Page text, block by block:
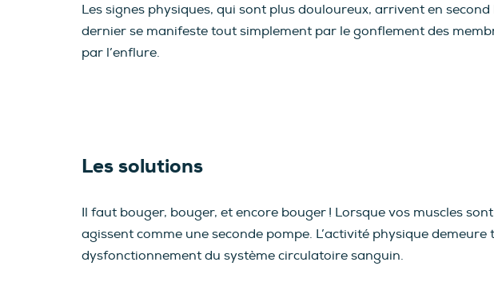
Les signes physiques, qui sont plus douloureux, arrivent en
dernier se manifeste tout simplement par le gonflement des
par l’enflure.
Les solutions
Il faut bouger, bouger, et encore bouger ! Lorsque vos muscles
agissent comme une seconde pompe. L’activité physique
dysfonctionnement du système circulatoire sanguin.